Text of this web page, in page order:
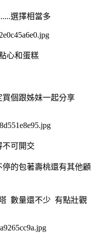
選擇相當多
心和蛋糕
個跟姊妹一起分享
可開交
的包著壽桃還有其他顧
數量還不少 有點壯觀